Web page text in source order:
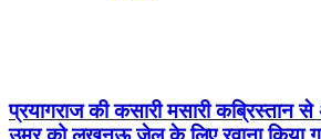
प्रयागराज की कसारी मसारी कब्रिस्तान